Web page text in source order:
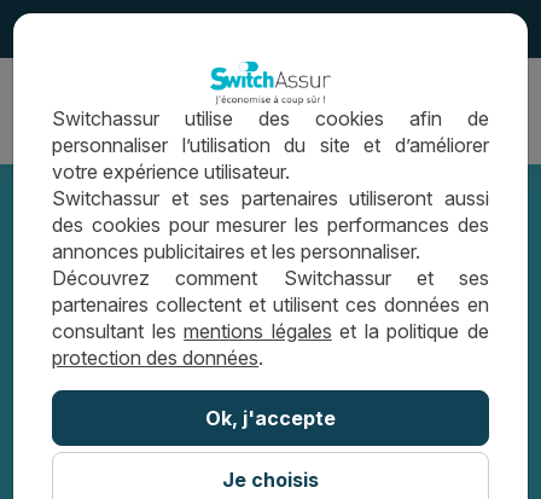
Ouvrir
navigation
Assurance emprunteur : que faire en
cas de sinistre ?
LES CONSEILS SWITCHASSUR
ASSURANCE EMPRUNTEUR : QUE FAIRE
EN CAS DE SINISTRE ?
Switchassur utilise des cookies afin de
personnaliser l’utilisation du site et d’améliorer
votre expérience utilisateur.
Switchassur et ses partenaires utiliseront aussi
des cookies pour mesurer les performances des
annonces publicitaires et les personnaliser.
Découvrez comment Switchassur et ses
partenaires collectent et utilisent ces données en
consultant lesmentions légales et la politique de
protection des données.
Ok, j'accepte
Je choisis